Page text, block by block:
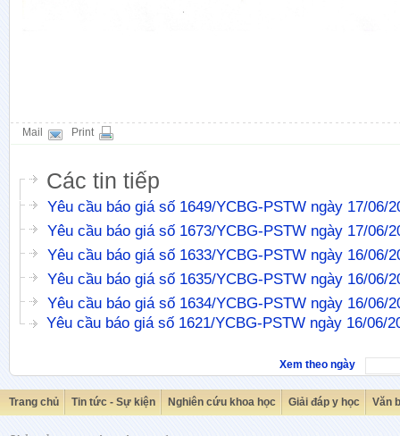
Mail Print
Các tin tiếp
Yêu cầu báo giá số 1649/YCBG-PSTW ngày 17/06/
Yêu cầu báo giá số 1673/YCBG-PSTW ngày 17/06/
Yêu cầu báo giá số 1633/YCBG-PSTW ngày 16/06/
Yêu cầu báo giá số 1635/YCBG-PSTW ngày 16/06/
Yêu cầu báo giá số 1634/YCBG-PSTW ngày 16/06/
Yêu cầu báo giá số 1621/YCBG-PSTW ngày 16/06/
Xem theo ngày
Trang chủ Tin tức - Sự kiện Nghiên cứu khoa học Giải đáp y học Văn